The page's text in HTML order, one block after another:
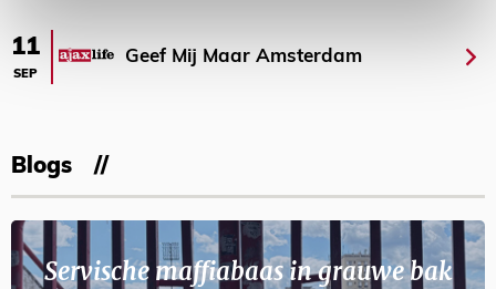
11
SEP
Geef Mij Maar Amsterdam
Blogs
Servische maffiabaas in grauwe bak